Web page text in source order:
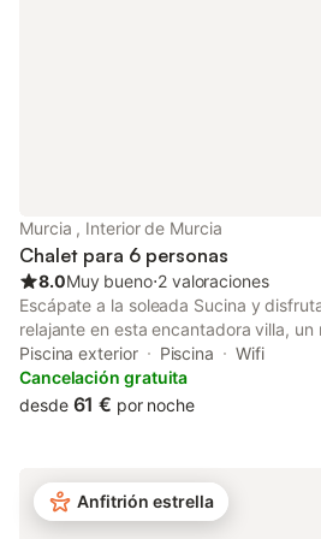
Murcia , Interior de Murcia
Chalet para 6 personas
8.0Muy bueno⋅2 valoraciones
Escápate a la soleada Sucina y
relajante en esta encantadora villa,
de carácter que ofrece el equilibrio
tranquilidad. Con amplias
y un jardín privado, es ideal para
individuales Todas las habitaciones
toallas y espacio de almacenamiento.
Piscina exterior Piscina
Wifi
Cancelación gratuita
desde 61 € por noche
Anfitrión estrella